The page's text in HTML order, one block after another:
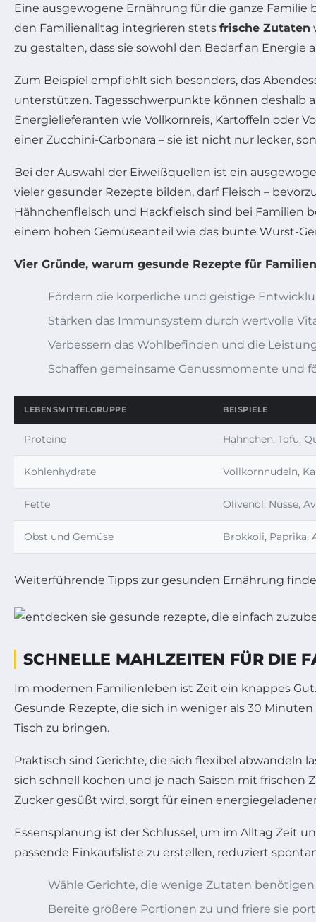
Eine ausgewogene Ernährung für die ganze
den Familienalltag integrieren stets frische Zutaten
zu gestalten, dass sie sowohl den Bedarf an
Zum Beispiel empfiehlt sich besonders, das
unterstützen. Tagesschwerpunkte können deshalb
Energielieferanten wie Vollkornreis, Kartoffeln oder
einer Zucchini-Carbonara – sie ist nicht nur lecker,
Bei der Auswahl der Eiweißquellen ist ein
vieler gesunder Rezepte bilden, darf Fleisch –
Hähnchenfleisch und Hackfleisch sind bei Familien
einem hohen Gemüseanteil wie das bunte Wurst-
Vier Gründe, warum gesunde Rezepte für
Fördern die körperliche und geistige
Stärken das Immunsystem durch wertvolle
Verbessern das Wohlbefinden und die
Schaffen gemeinsame Genussmomente und
LEBENSMITTELGRUPPE BEISPIELE
Proteine Hähnchen, Tofu,
Kohlenhydrate Vollkornnudeln,
Fette Olivenöl, Nüsse,
Obst und Gemüse Brokkoli, Paprika,
Weiterführende Tipps zur gesunden Ernährung
SCHNELLE MAHLZEITEN FÜR DIE
Im modernen Familienleben ist Zeit ein knappes
Gesunde Rezepte, die sich in weniger als 30
Tisch zu bringen.
Praktisch sind Gerichte, die sich flexibel abwandeln
sich schnell kochen und je nach Saison mit frischen
Zucker gesüßt wird, sorgt für einen
Essensplanung ist der Schlüssel, um im Alltag Zeit
passende Einkaufsliste zu erstellen, reduziert
Wähle Gerichte, die wenige Zutaten
Bereite größere Portionen zu und friere sie